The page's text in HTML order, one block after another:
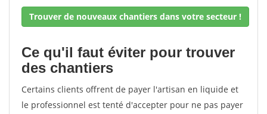
Trouver de nouveaux chantiers dans votre secteur !
Ce qu'il faut éviter pour trouver
des chantiers
Certains clients offrent de payer l'artisan en liquide et
le professionnel est tenté d'accepter pour ne pas payer